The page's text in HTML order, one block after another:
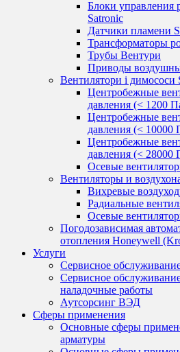
Блоки управления
Satronic
Датчики пламени
Трансформаторы
Трубы Вентури
Приводы
Вентилятори і димососи
Центробежные
давления (< 1200
Центробежные
давления (< 10000
Центробежные
давления (< 28000
Осевые
Вентиляторы и
Вихревые
Радиальные
Осевые
Погодозависимая
отопления Honeywell
Услуги
Сервисное
Сервисное
наладочные работы
Аутсорсинг ВЭД
Сферы применения
Основные сферы
арматуры